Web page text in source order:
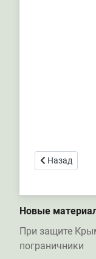
Предыдущий:
Назад
Новые
При защите
пограничники